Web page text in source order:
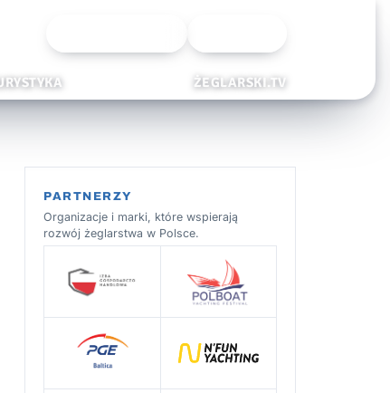
ŻEGLARSKI.TV
PARTNERZY
Organizacje i marki, które wspierają
rozwój żeglarstwa w Polsce.